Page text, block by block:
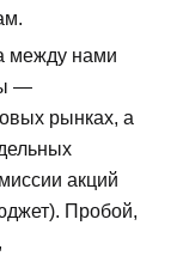
между нами
—
рынках, а
акций
Пробой,